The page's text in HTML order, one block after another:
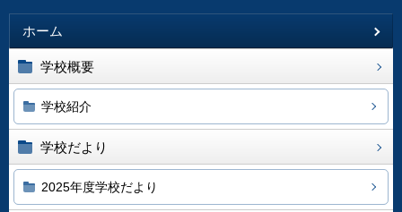
ホーム
学校概要
学校紹介
学校だより
2025年度学校だより